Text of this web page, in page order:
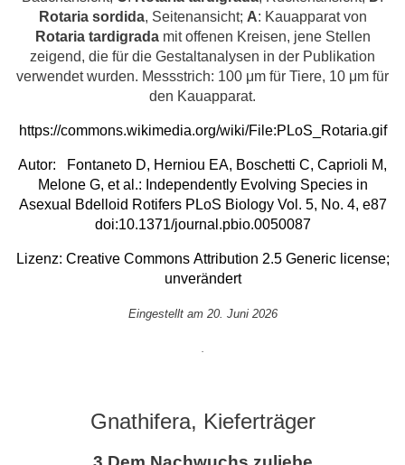
Rotaria sordida, Seitenansicht; A: Kauapparat von
Rotaria tardigradamit offenen Kreisen, jene Stellen
zeigend, die für die Gestaltanalysen in der Publikation
verwendet wurden. Messstrich: 100 μm für Tiere, 10 μm für
den Kauapparat.
https://commons.wikimedia.org/wiki/File:PLoS_Rotaria.gif
Autor: Fontaneto D, Herniou EA, Boschetti C, Caprioli M,
Melone G, et al.: Independently Evolving Species in
Asexual Bdelloid RotifersPLoS Biology Vol. 5, No. 4, e87
doi:10.1371/journal.pbio.0050087
Lizenz: Creative Commons Attribution 2.5 Genericlicense;
unverändert
Eingestellt am 20. Juni 2026
Gnathifera, Kieferträger